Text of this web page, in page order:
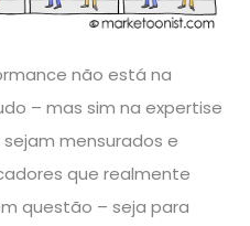
não está na
– mas sim na expertise
mensurados e
que realmente
questão – seja para